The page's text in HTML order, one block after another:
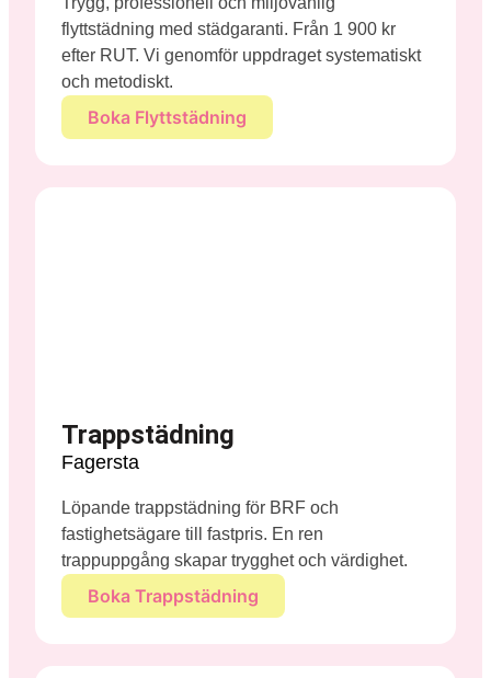
flyttstädning med städgaranti. Från 1 900 kr
efter RUT. Vi genomför uppdraget systematiskt
och metodiskt.
Boka Flyttstädning
Trappstädning
Fagersta
Löpande trappstädning för BRF och
fastighetsägare till fastpris. En ren
trappuppgång skapar trygghet och värdighet.
Boka Trappstädning